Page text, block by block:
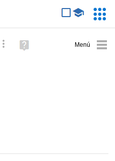
Búsqueda avanzada
Ayuda
(en